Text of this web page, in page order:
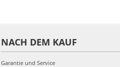
NACH DEM KAUF
Garantie und Service